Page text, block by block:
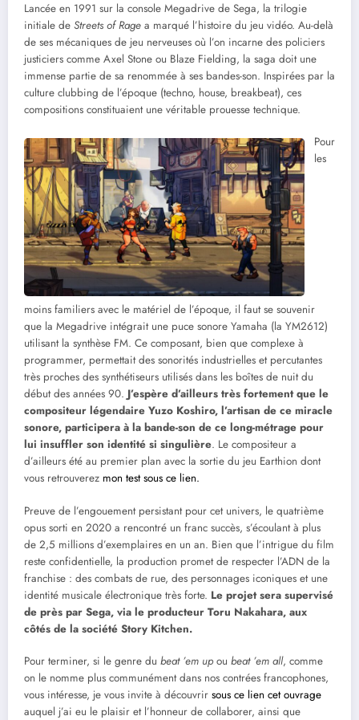
Lancée en 1991 sur la console Megadrive de Sega, la trilogie
initiale de Streets of Rage a marqué l’histoire du jeu vidéo. Au-delà
de ses mécaniques de jeu nerveuses où l’on incarne des policiers
justiciers comme Axel Stone ou Blaze Fielding, la saga doit une
immense partie de sa renommée à ses bandes-son. Inspirées par la
culture clubbing de l’époque (techno, house, breakbeat), ces
compositions constituaient une véritable prouesse technique.
Pour
les
moins familiers avec le matériel de l’époque, il faut se souvenir
que la Megadrive intégrait une puce sonore Yamaha (la YM2612)
utilisant la synthèse FM. Ce composant, bien que complexe à
programmer, permettait des sonorités industrielles et percutantes
très proches des synthétiseurs utilisés dans les boîtes de nuit du
début des années 90. J’espère d’ailleurs très fortement que le
compositeur légendaire Yuzo Koshiro, l’artisan de ce miracle
sonore, participera à la bande-son de ce long-métrage pour
lui insuffler son identité si singulière. Le compositeur a
d’ailleurs été au premier plan avec la sortie du jeu Earthion dont
vous retrouverez mon test sous ce lien.
Preuve de l’engouement persistant pour cet univers, le quatrième
opus sorti en 2020 a rencontré un franc succès, s’écoulant à plus
de 2,5 millions d’exemplaires en un an. Bien que l’intrigue du film
reste confidentielle, la production promet de respecter l’ADN de la
franchise : des combats de rue, des personnages iconiques et une
identité musicale électronique très forte. Le projet sera supervisé
de près par Sega, via le producteur Toru Nakahara, aux
côtés de la société Story Kitchen.
Pour terminer, si le genre du beat ’em upou beat ’em all, comme
on le nomme plus communément dans nos contrées francophones,
vous intéresse, je vous invite à découvrir sous ce lien cet ouvrage
auquel j’ai eu le plaisir et l’honneur de collaborer, ainsi que